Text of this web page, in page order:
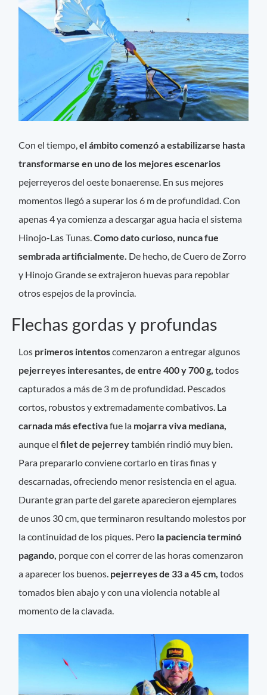
Con el tiempo,el ámbito comenzó a estabilizarse hasta
transformarse en uno de los mejores escenarios
pejerreyeros del oeste bonaerense. En sus mejores
momentos llegó a superar los 6 m de profundidad. Con
apenas 4 ya comienza a descargar agua hacia el sistema
Hinojo-Las Tunas.Como dato curioso, nunca fue
sembrada artificialmente. De hecho, de Cuero de Zorro
y Hinojo Grande se extrajeron huevas para repoblar
otros espejos de la provincia.
Flechas gordas y profundas
Los primeros intentoscomenzaron a entregar algunos
pejerreyes interesantes, de entre 400 y 700 g, todos
capturados a más de 3 m de profundidad. Pescados
cortos, robustos y extremadamente combativos. La
carnada más efectivafue la mojarra viva mediana,
aunque elfilet de pejerreytambién rindió muy bien.
Para prepararlo conviene cortarlo en tiras finas y
descarnadas, ofreciendo menor resistencia en el agua.
Durante gran parte del garete aparecieron ejemplares
de unos 30 cm, que terminaron resultando molestos por
la continuidad de los piques. Pero la paciencia terminó
pagando, porque con el correr de las horas comenzaron
a aparecer los buenos. pejerreyes de 33 a 45 cm, todos
tomados bien abajo y con una violencia notable al
momento de la clavada.